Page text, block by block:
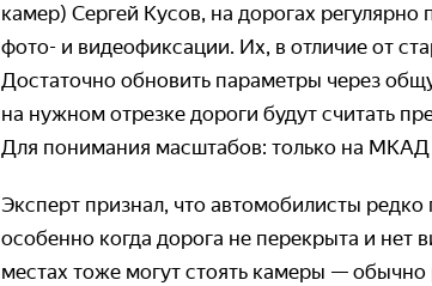
камер) Сергей Кусов, на дорогах
фото- и видеофиксации. Их, в отличие от
Достаточно обновить параметры через
на нужном отрезке дороги будут считать
Для понимания масштабов: только на МКАД
Эксперт признал, что автомобилисты
особенно когда дорога не перекрыта и нет
местах тоже могут стоять камеры —